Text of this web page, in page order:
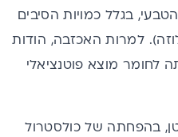
בגלל כמויות הסיבים
למרות האכזבה, הודות
לחומר מוצא פוטנציאלי
בהפחתה של כולסטרול